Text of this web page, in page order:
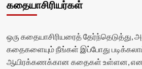
கதையாசிரியர்கள்
ஒரு கதையாசிரியரைத் தேர்ந்தெடுத்து,
கதைகளையும் நீங்கள் இப்போது
ஆயிரக்கணக்கான கதைகள் உள்ளன,